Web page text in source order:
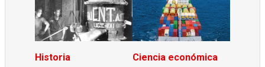
Historia Ciencia económica